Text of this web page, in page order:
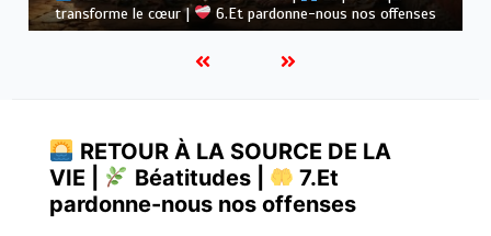
pain quotidien
RETOUR À LA SOURCE DE LA
VIE |
Béatitudes |
7.Et
pardonne-nous nos offenses